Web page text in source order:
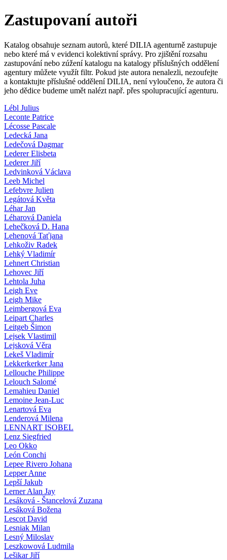
Zastupovaní autoři
Katalog obsahuje seznam autorů, které DILIA agenturně zastupuje
nebo které má v evidenci kolektivní správy. Pro zjištění rozsahu
zastupování nebo zúžení katalogu na katalogy příslušných oddělení
agentury můžete využít filtr. Pokud jste autora nenalezli, nezoufejte
a kontaktujte příslušné oddělení DILIA, není vyloučeno, že autora či
jeho dědice budeme umět nalézt např. přes spolupracující agenturu.
Lébl Julius
Leconte Patrice
Lécosse Pascale
Ledecká Jana
Ledečová Dagmar
Lederer Elisbeta
Lederer Jiří
Ledvinková Václava
Leeb Michel
Lefebvre Julien
Legátová Květa
Léhar Jan
Léharová Daniela
Lehečková D. Hana
Lehenová Taťjana
Lehkoživ Radek
Lehký Vladimír
Lehnert Christian
Lehovec Jiří
Lehtola Juha
Leigh Eve
Leigh Mike
Leimbergová Eva
Leipart Charles
Leitgeb Šimon
Lejsek Vlastimil
Lejsková Věra
Lekeš Vladimír
Lekkerkerker Jana
Lellouche Philippe
Lelouch Salomé
Lemahieu Daniel
Lemoine Jean-Luc
Lenartová Eva
Lenderová Milena
LENNART ISOBEL
Lenz Siegfried
Leo Okko
León Conchi
Lepee Rivero Johana
Lepper Anne
Lepší Jakub
Lerner Alan Jay
Lesáková - Štancelová Zuzana
Lesáková Božena
Lescot David
Lesniak Milan
Lesný Miloslav
Leszkowová Ludmila
Lešikar Jiří